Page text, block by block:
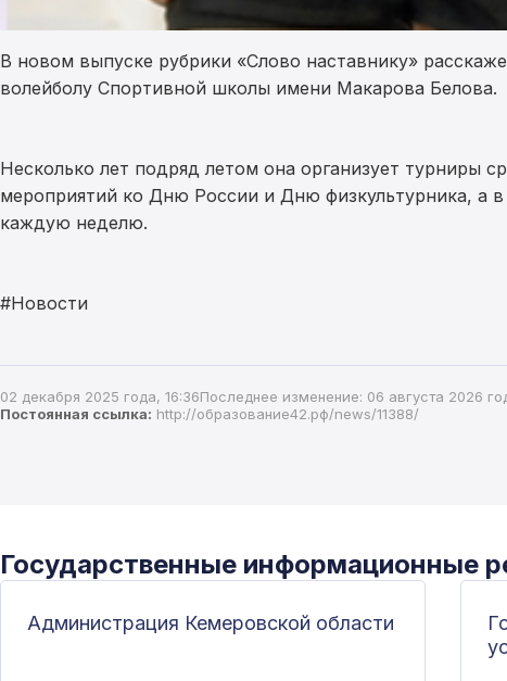
В новом выпуске рубрики «Слово наставнику»
волейболу Спортивной школы имени Макарова Белова.
Несколько лет подряд летом она организует турниры
мероприятий ко Дню России и Дню физкультурника, а
каждую неделю.
#Новости
02 декабря 2025 года, 16:36Последнее изменение: 06 августа 2026
Постоянная ссылка: http://образование42.рф/news/11388/
Государственные информационные
Администрация Кемеровской области